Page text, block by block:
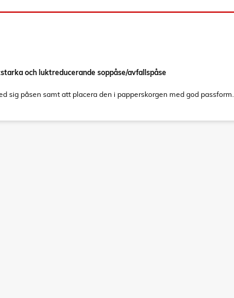
och luktreducerande soppåse/avfallspåse
sig påsen samt att placera den i papperskorgen med god passform.